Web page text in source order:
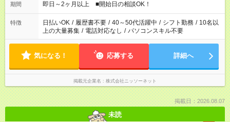
期間 即日～2ヶ月以上 ■開始日の相談OK！
特徴 日払いOK / 履歴書不要 / 40～50代活躍中 / シフト勤務 / 10名以
上の大量募集 / 電話対応なし / パソコンスキル不要
気になる！ 応募する 詳細へ
掲載元企業名 株式会社ニッソーネット
掲載日：2026.08.07
未読